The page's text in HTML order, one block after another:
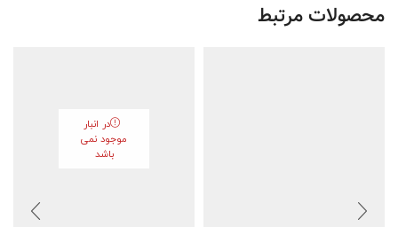
محصولات مرتبط
در انبار
موجود نمی
باشد